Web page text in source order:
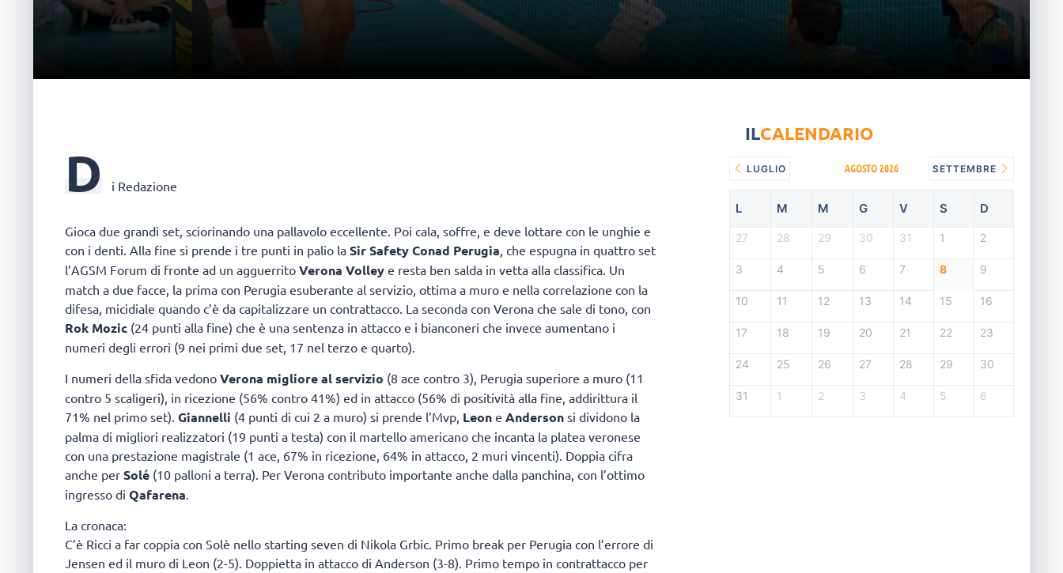
D i Redazione
Gioca due grandi set, sciorinando una pallavolo eccellente. Poi cala, soffre, e deve lottare con le unghie e
con i denti. Alla fine si prende i tre punti in palio la Sir Safety Conad Perugia, che espugna in quattro set
l’AGSM Forum di fronte ad un agguerrito Verona Volley e resta ben salda in vetta alla classifica. Un
match a due facce, la prima con Perugia esuberante al servizio, ottima a muro e nella correlazione con la
difesa, micidiale quando c’è da capitalizzare un contrattacco. La seconda con Verona che sale di tono, con
Rok Mozic (24 punti alla fine) che è una sentenza in attacco e i bianconeri che invece aumentano i
numeri degli errori (9 nei primi due set, 17 nel terzo e quarto).
I numeri della sfida vedono Verona migliore al servizio (8 ace contro 3), Perugia superiore a muro (11
contro 5 scaligeri), in ricezione (56% contro 41%) ed in attacco (56% di positività alla fine, addirittura il
71% nel primo set). Giannelli (4 punti di cui 2 a muro) si prende l’Mvp, Leon e Anderson si dividono la
palma di migliori realizzatori (19 punti a testa) con il martello americano che incanta la platea veronese
con una prestazione magistrale (1 ace, 67% in ricezione, 64% in attacco, 2 muri vincenti). Doppia cifra
anche per Solé (10 palloni a terra). Per Verona contributo importante anche dalla panchina, con l’ottimo
ingresso di Qafarena
La cronaca:
C’è Ricci a far coppia con Solè nello starting seven di Nikola Grbic. Primo break per Perugia con l’errore di
Jensen ed il muro di Leon (2-5). Doppietta in attacco di Anderson (3-8). Primo tempo in contrattacco per
ILCALENDARIO
LUGLIO AGOSTO 2026 SETTEMBRE
L M M G V S D
27 28 29 30 31 1 2
3 4 5 6 7 8 9
10 11 12 13 14 15 16
17 18 19 20 21 22 23
24 25 26 27 28 29 30
31 1 2 3 4 5 6